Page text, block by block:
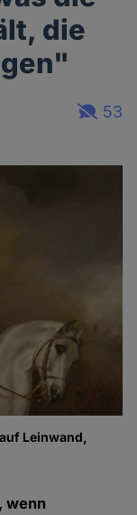
die
53
Leinwand,
wenn